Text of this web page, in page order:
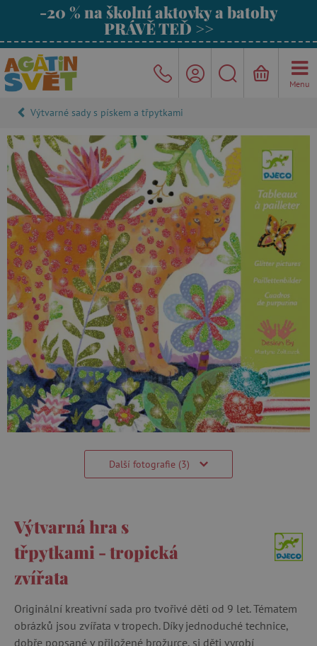
-20 % na školní aktovky a batohy
PRÁVĚ TEĎ >>
Menu
Výtvarné sady s pískem a třpytkami
Další fotografie (3)
Výtvarná hra s
třpytkami - tropická
zvířata
Originální kreativní sada pro tvořivé děti od 9 let. Tématem
obrázků jsou zvířata v tropech. Díky jednoduché technice,
dobře popsané v přiložené brožurce, si děti vyrobí